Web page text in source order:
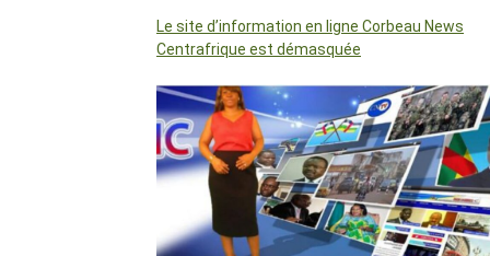
Le site d’information en ligne Corbeau News
Centrafrique est démasquée